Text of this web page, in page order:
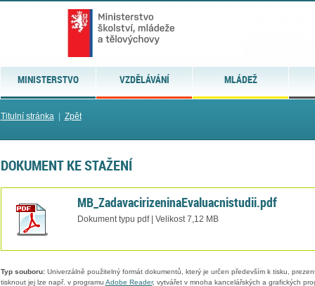
MINISTERSTVO VZDĚLÁVÁNÍ MLÁDEŽ
Titulní stránka| Zpět
DOKUMENT KE STAŽENÍ
MB_ZadavacirizeninaEvaluacnistudii.pdf
Dokument typu pdf | Velikost 7,12 MB
Typ souboru:Univerzálně použitelný formát dokumentů, který je určen především k tisku,
tisknout jej lze např. v programu Adobe Reader, vytvářet v mnoha kancelářských a grafických